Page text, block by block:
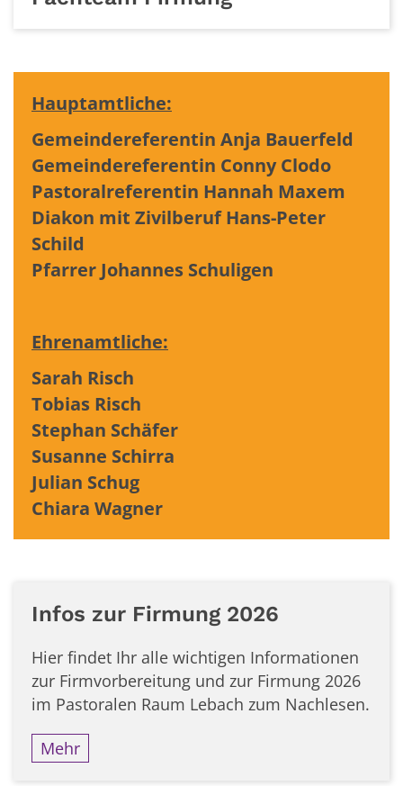
Hauptamtliche:
Gemeindereferentin Anja Bauerfeld
Gemeindereferentin Conny Clodo
Pastoralreferentin Hannah Maxem
Diakon mit Zivilberuf Hans-Peter
Schild
Pfarrer Johannes Schuligen
Ehrenamtliche:
Sarah Risch
Tobias Risch
Stephan Schäfer
Susanne Schirra
Julian Schug
Chiara Wagner
Infos zur Firmung 2026
Hier findet Ihr alle wichtigen Informationen
zur Firmvorbereitung und zur Firmung 2026
im Pastoralen Raum Lebach zum Nachlesen.
Mehr